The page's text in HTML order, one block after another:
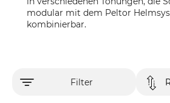
modular mit dem Peltor
kombinierbar.
Filter